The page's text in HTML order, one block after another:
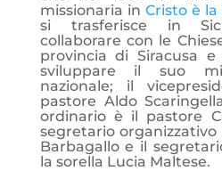
missionaria in Cristo è la
si trasferisce in
collaborare con le
provincia di Siracusa
sviluppare il suo
nazionale; il
pastore Aldo
ordinario è il pastore
segretario
Barbagallo e il
la sorella Lucia Maltese.